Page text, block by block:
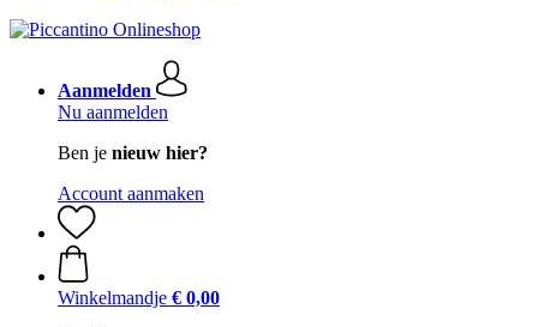
Aanmelden
Nu aanmelden
Ben je nieuw hier?
Account aanmaken
Winkelmandje € 0,00